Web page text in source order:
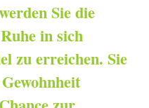
Sie die
in sich
zu erreichen. Sie